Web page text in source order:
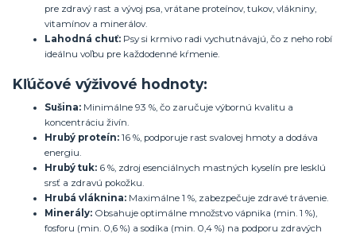
pre zdravý rast a vývoj psa, vrátane proteínov, tukov, vlákniny,
vitamínov a minerálov.
Lahodná chuť: Psy si krmivo radi vychutnávajú, čo z neho robí
ideálnu voľbu pre každodenné kŕmenie.
Kľúčové výživové hodnoty:
Sušina: Minimálne 93 %, čo zaručuje výbornú kvalitu a
koncentráciu živín.
Hrubý proteín: 16 %, podporuje rast svalovej hmoty a dodáva
energiu.
Hrubý tuk: 6 %, zdroj esenciálnych mastných kyselín pre lesklú
srsť a zdravú pokožku.
Hrubá vláknina: Maximálne 1 %, zabezpečuje zdravé trávenie.
Minerály: Obsahuje optimálne množstvo vápnika (min. 1 %),
fosforu (min. 0,6 %) a sodíka (min. 0,4 %) na podporu zdravých